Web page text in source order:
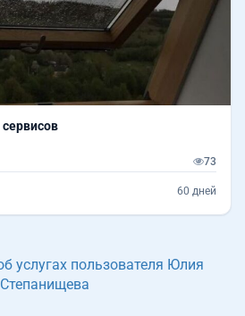
73
60 дней
услугах пользователя Юлия
Степанищева